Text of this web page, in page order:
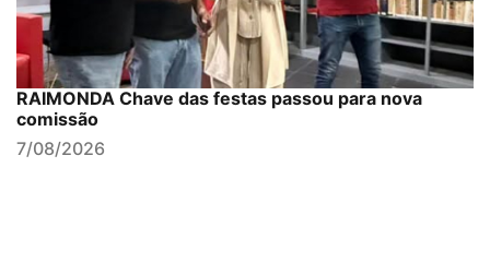
RAIMONDA Chave das festas passou para nova
comissão
7/08/2026